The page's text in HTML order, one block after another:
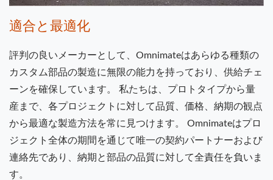
適合と最適化
評判の良いメーカーとして、Omnimateはあらゆる種類の
カスタム部品の製造に無限の能力を持っており、供給チェ
ーンを確保しています。 私たちは、プロトタイプから量
産まで、各プロジェクトに対して品質、価格、納期の観点
から最適な製造方法を常に見つけます。 Omnimateはプロ
ジェクト全体の期間を通じて唯一の契約パートナーおよび
連絡先であり、納期と部品の品質に対して全責任を負いま
す。